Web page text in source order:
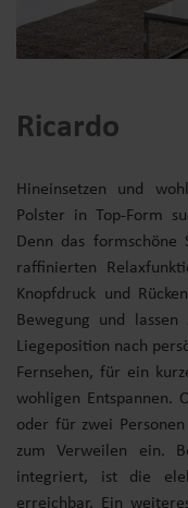
Ricardo
Hineinsetzen und
Polster in Top-Form
Denn das formschöne
raffinierten
Knopfdruck und
Bewegung und
Liegeposition nach
Fernsehen, für ein
wohligen Entspannen.
oder für zwei
zum Verweilen ein.
integriert, ist die
erreichbar. Ein